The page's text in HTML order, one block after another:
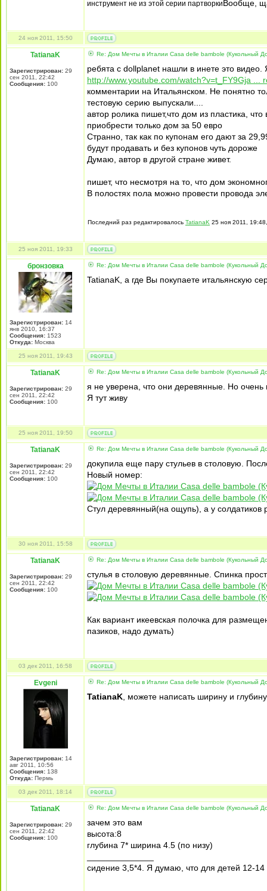
инструмент не из этой серии партворкиВообще,
24 ноя 2011, 15:50
TatianaK
Зарегистрирован: 29
сен 2011, 22:42
Сообщения: 100
Re: Дом Мечты в Италии Casa delle bambole (Кукольный
ребята с dollplanet нашли в инете это
http://www.youtube.com/watch?v=t_FY9Gja ...
комментарии на Итальянском. Не понятно
тестовую серию выпускали....
автор ролика пишет,что дом из пластика,
приобрести только дом за 50 евро
Странно, так как по купонам его дают за
будут продавать и без купонов чуть дороже
Думаю, автор в другой стране живет.
пишет, что несмотря на то, что дом
В полостях пола можно провести провода
Последний раз редактировалось TatianaK 25 ноя 2011,
25 ноя 2011, 19:33
бронзовка
Зарегистрирован: 14
янв 2010, 16:37
Сообщения: 1523
Откуда: Москва
Re: Дом Мечты в Италии Casa delle bambole (Кукольный
TatianaK, а где Вы покупаете итальянскую
25 ноя 2011, 19:43
TatianaK
Зарегистрирован: 29
сен 2011, 22:42
Сообщения: 100
Re: Дом Мечты в Италии Casa delle bambole (Кукольный
я не уверена, что они деревянные. Но очень
Я тут живу
25 ноя 2011, 19:50
TatianaK
Зарегистрирован: 29
сен 2011, 22:42
Сообщения: 100
Re: Дом Мечты в Италии Casa delle bambole (Кукольный
докупила еще пару стульев в столовую.
Новый номер:
Стул деревянный(на ощупь), а у солдатиков
30 ноя 2011, 15:58
TatianaK
Зарегистрирован: 29
сен 2011, 22:42
Сообщения: 100
Re: Дом Мечты в Италии Casa delle bambole (Кукольный
стулья в столовую деревянные. Спинка
Как вариант икеевская полочка для
пазиков, надо думать)
03 дек 2011, 16:58
Evgeni
Зарегистрирован: 14
авг 2011, 10:56
Сообщения: 138
Откуда: Пермь
Re: Дом Мечты в Италии Casa delle bambole (Кукольный
TatianaK , можете написать ширину и
03 дек 2011, 18:14
TatianaK
Зарегистрирован: 29
сен 2011, 22:42
Сообщения: 100
Re: Дом Мечты в Италии Casa delle bambole (Кукольный
зачем это вам
высота:8
глубина 7* ширина 4.5 (по низу)
сидение 3,5*4. Я думаю, что для детей 12-14